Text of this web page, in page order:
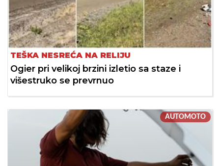
TEŠKA NESREĆA NA RELIJU
Ogier pri velikoj brzini izletio sa staze i
višestruko se prevrnuo
AUTOMOTO